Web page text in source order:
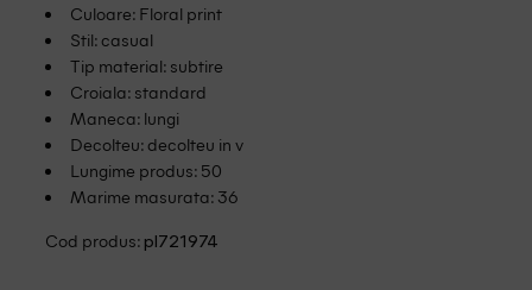
Culoare: Floral print
Stil: casual
Tip material: subtire
Croiala: standard
Maneca: lungi
Decolteu: decolteu in v
Lungime produs: 50
Marime masurata: 36
Cod produs: pl721974